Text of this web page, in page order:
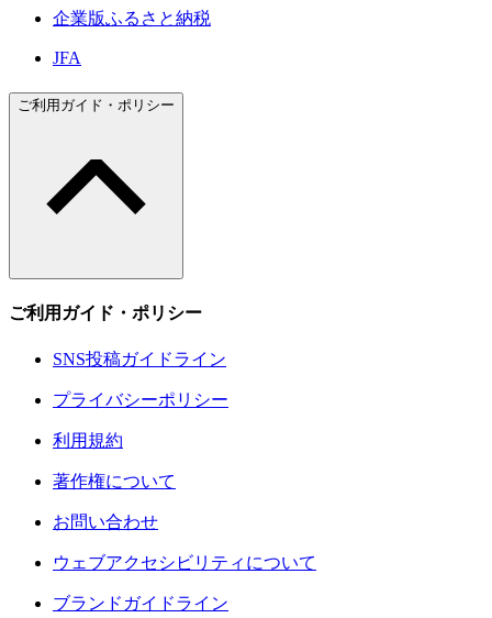
企業版ふるさと納税
JFA
ご利用ガイド・ポリシー
ご利用ガイド・ポリシー
SNS投稿ガイドライン
プライバシーポリシー
利用規約
著作権について
お問い合わせ
ウェブアクセシビリティについて
ブランドガイドライン